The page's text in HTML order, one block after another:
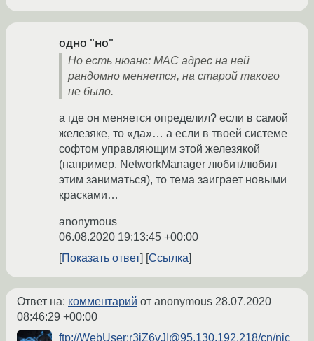
одно "но"
Но есть нюанс: MAC адрес на ней
рандомно меняется, на старой такого
не было.
а где он меняется определил? если в самой
железяке, то «да»… а если в твоей системе
софтом управляющим этой железякой
(например, NetworkManager любит/любил
этим заниматься), то тема заиграет новыми
красками…
anonymous
06.08.2020 19:13:45 +00:00
Показать ответ
Ссылка
Ответ на: комментарий от anonymous 28.07.2020
08:46:29 +00:00
ftp://WebUser:r3iZ6vJI@95.130.192.218/cn/nic